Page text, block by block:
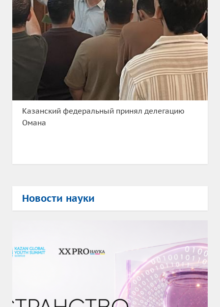
Казанский федеральный принял делегацию
Омана
Новости науки